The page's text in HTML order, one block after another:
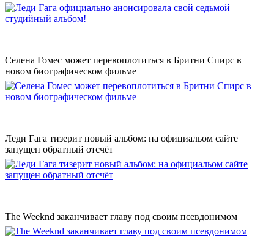
Селена Гомес может перевоплотиться в Бритни Спирс в
новом биографическом фильме
Леди Гага тизерит новый альбом: на официальом сайте
запущен обратный отсчёт
The Weeknd заканчивает главу под своим псевдонимом